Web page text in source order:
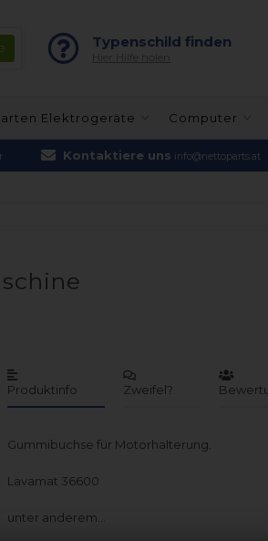
Typenschild finden
Elektrogeräte Computer
Kontaktiere uns info@nettoparts.at
Produktinfo Zweifel?
Gummibuchse für Motorhalterung.
Lavamat 36600
unter anderem…